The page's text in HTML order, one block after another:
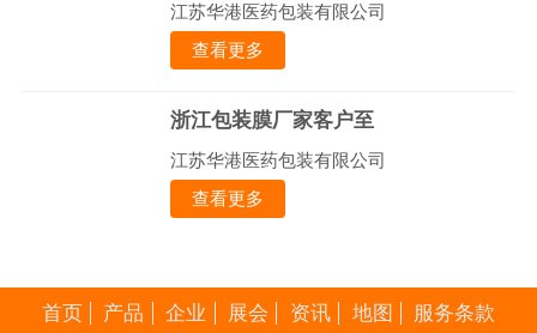
江苏华港医药包装有限公司
查看更多
浙江包装膜厂家客户至
江苏华港医药包装有限公司
查看更多
首页 产品 企业 展会 资讯 地图 服务条款